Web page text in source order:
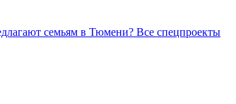
Все спецпроекты